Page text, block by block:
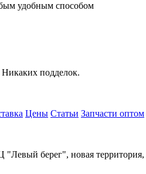
удобным способом
подделок.
Цены Статьи Запчасти оптом
берег", новая территория,